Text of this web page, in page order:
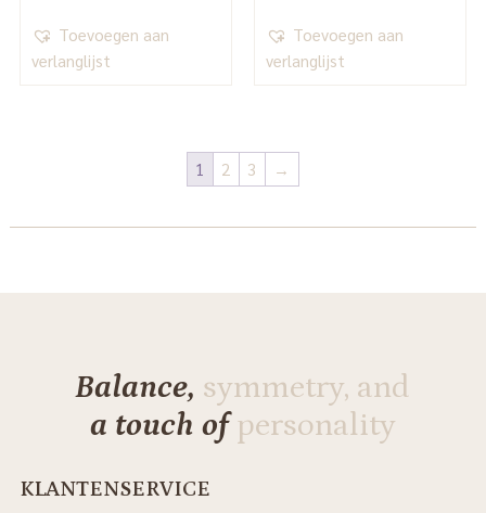
Toevoegen aan
verlanglijst
Toevoegen aan
verlanglijst
1 2 3 →
Balance, symmetry, and
a touch ofpersonality
KLANTENSERVICE